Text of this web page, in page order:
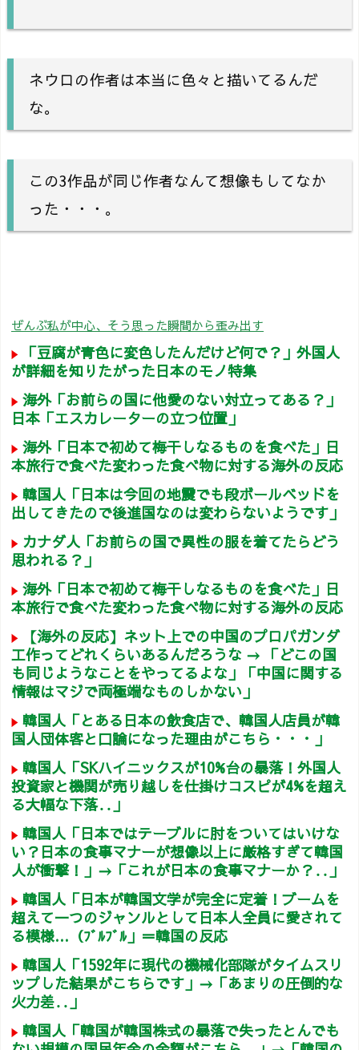
ネウロの作者は本当に色々と描いてるんだ
な。
この3作品が同じ作者なんて想像もしてなか
った・・・。
ぜんぶ私が中心、そう思った瞬間から歪み出す
「豆腐が青色に変色したんだけど何で？」外国人
が詳細を知りたがった日本のモノ特集
海外「お前らの国に他愛のない対立ってある？」
日本「エスカレーターの立つ位置」
海外「日本で初めて梅干しなるものを食べた」日
本旅行で食べた変わった食べ物に対する海外の反応
韓国人「日本は今回の地震でも段ボールベッドを
出してきたので後進国なのは変わらないようです」
カナダ人「お前らの国で異性の服を着てたらどう
思われる？」
海外「日本で初めて梅干しなるものを食べた」日
本旅行で食べた変わった食べ物に対する海外の反応
【海外の反応】ネット上での中国のプロパガンダ
工作ってどれくらいあるんだろうな → 「どこの国
も同じようなことをやってるよな」「中国に関する
情報はマジで両極端なものしかない」
韓国人「とある日本の飲食店で、韓国人店員が韓
国人団体客と口論になった理由がこちら・・・」
韓国人「SKハイニックスが10%台の暴落！外国人
投資家と機関が売り越しを仕掛けコスピが4%を超え
る大幅な下落‥」
韓国人「日本ではテーブルに肘をついてはいけな
い？日本の食事マナーが想像以上に厳格すぎて韓国
人が衝撃！」→「これが日本の食事マナーか？‥」
韓国人「日本が韓国文学が完全に定着！ブームを
超えて一つのジャンルとして日本人全員に愛されて
る模様…（ﾌﾞﾙﾌﾞﾙ」＝韓国の反応
韓国人「1592年に現代の機械化部隊がタイムスリ
ップした結果がこちらです」→「あまりの圧倒的な
火力差‥」
韓国人「韓国が韓国株式の暴落で失ったとんでも